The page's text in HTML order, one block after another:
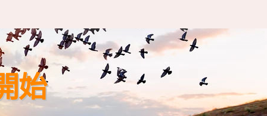
始